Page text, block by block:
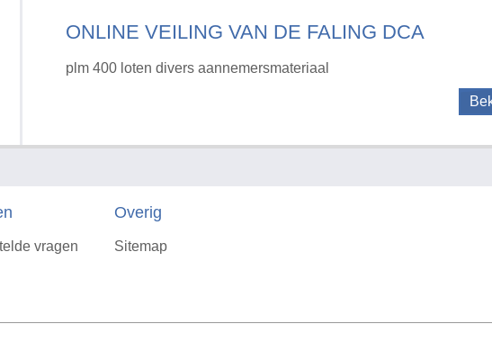
ONLINE VEILING VAN DE FALING DCA
plm 400 loten divers aannemersmateriaal
vragen
Overig
Sitemap